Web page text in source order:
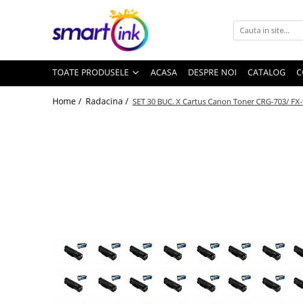
Toate Produsele
Pentru firme
TOATE PRODUSELE ACASA DESPRE NOI CATALOG
Home / Radacina / SET 30 BUC. X Cartus Canon Toner CRG-703/